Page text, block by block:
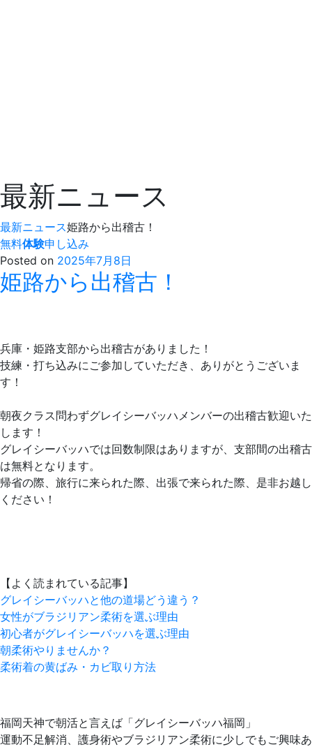
最新ニュース
最新ニュース姫路から出稽古！
無料体験申し込み
Posted on 2025年7月8日
姫路から出稽古！
兵庫・姫路支部から出稽古がありました！
技練・打ち込みにご参加していただき、ありがとうございま
す！
朝夜クラス問わずグレイシーバッハメンバーの出稽古歓迎いた
します！
グレイシーバッハでは回数制限はありますが、支部間の出稽古
は無料となります。
帰省の際、旅行に来られた際、出張で来られた際、是非お越し
ください！
【よく読まれている記事】
グレイシーバッハと他の道場どう違う？
女性がブラジリアン柔術を選ぶ理由
初心者がグレイシーバッハを選ぶ理由
朝柔術やりませんか？
柔術着の黄ばみ・カビ取り方法
福岡天神で朝活と言えば「グレイシーバッハ福岡」
運動不足解消、護身術やブラジリアン柔術に少しでもご興味あ